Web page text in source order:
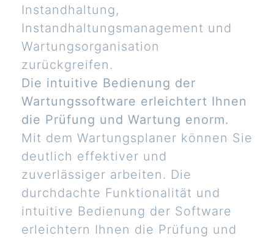
Instandhaltung,
Instandhaltungsmanagement und
Wartungsorganisation
zurückgreifen.
Die intuitive Bedienung der
Wartungssoftware erleichtert Ihnen
die Prüfung und Wartung enorm.
Mit dem Wartungsplaner können Sie
deutlich effektiver und
zuverlässiger arbeiten. Die
durchdachte Funktionalität und
intuitive Bedienung der Software
erleichtern Ihnen die Prüfung und